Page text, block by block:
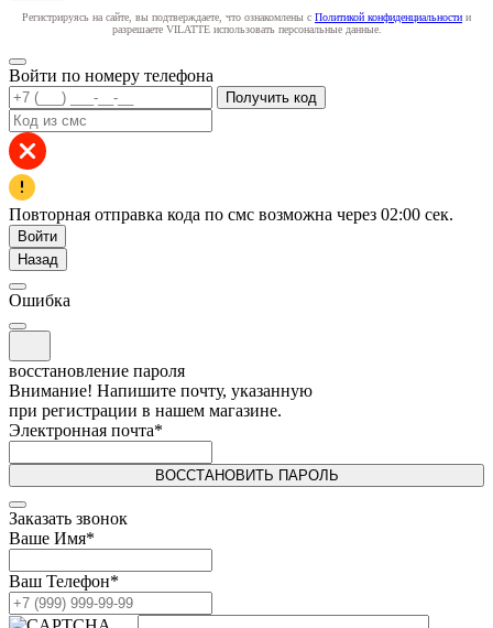
Регистрируясь на сайте, вы подтверждаете, что ознакомлены с Политикой конфиденциальности и
разрешаете VILATTE использовать персональные данные.
Войти по номеру телефона
Получить код
Повторная отправка кода по смс возможна через 02:00 сек.
Войти
Назад
Ошибка
восстановление пароля
Внимание! Напишите почту, указанную
при регистрации в нашем магазине.
Электронная почта*
ВОССТАНОВИТЬ ПАРОЛЬ
Заказать звонок
Ваше Имя*
Ваш Телефон*